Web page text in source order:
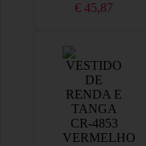
€ 45,87